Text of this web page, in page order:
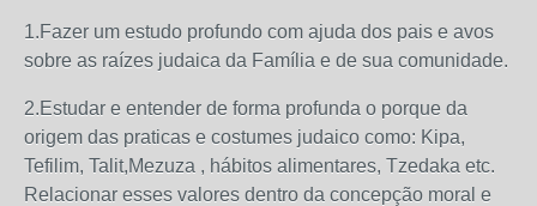
1.Fazer um estudo profundo com ajuda dos pais e avos
sobre as raízes judaica da Família e de sua comunidade.
2.Estudar e entender de forma profunda o porque da
origem das praticas e costumes judaico como: Kipa,
Tefilim, Talit,Mezuza , hábitos alimentares, Tzedaka etc.
Relacionar esses valores dentro da concepção moral e